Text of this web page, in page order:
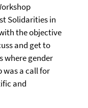
Solidarities in
the objective
and get to
where gender
was a call for
and